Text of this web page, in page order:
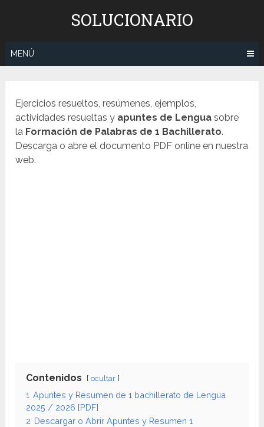
SOLUCIONARIO
MENÚ
Ejercicios resueltos, resúmenes, ejemplos,
actividades resueltas y apuntes de Lengua sobre
la Formación de Palabras de 1 Bachillerato.
Descarga o abre el documento PDF online en nuestra
web.
Contenidos ocultar
1 Apuntes y Resumen de 1 bachillerato de Lengua
2025 / 2026 [PDF]
2 Descargar o Abrir Apuntes y Resumen 1